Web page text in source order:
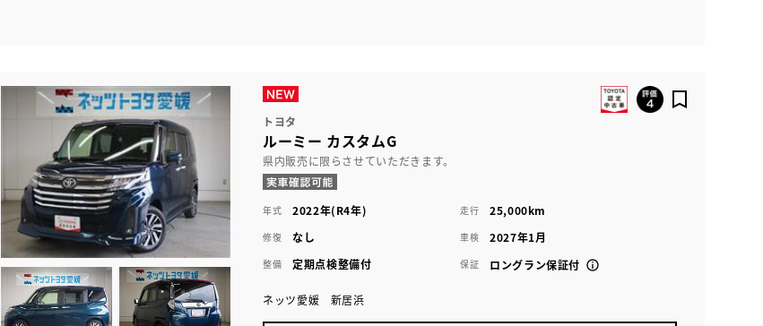
トヨタ
ルーミー カスタムG
県内販売に限らさせていただきます。
年式 2022年(R4年) 走行 25,000km
修復 なし 車検 2027年1月
整備 定期点検整備付 保証 ロングラン保証付
ネッツ愛媛 新居浜